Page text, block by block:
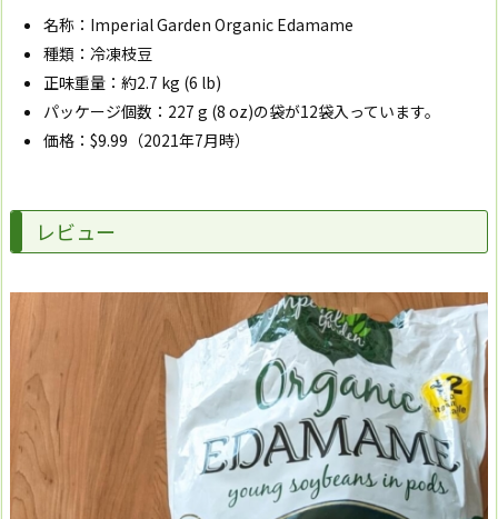
名称：Imperial Garden Organic Edamame
種類：冷凍枝豆
正味重量：約2.7 kg (6 lb)
パッケージ個数：227 g (8 oz)の袋が12袋入っています。
価格：$9.99（2021年7月時）
レビュー